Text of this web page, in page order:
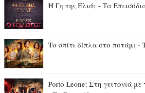
Η Γη της Ελιάς - Τα
Το σπίτι δίπλα στο ποτάμι -
Porto Leone: Στη γειτονιά